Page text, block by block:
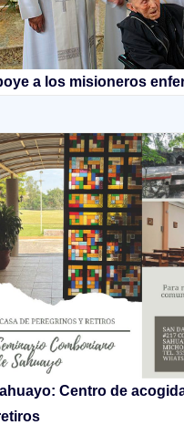
a los misioneros
Centro de